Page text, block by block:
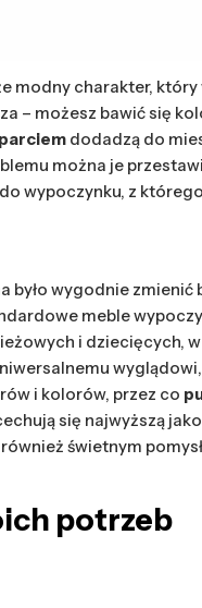
charakter,
– możesz bawić się
dodadzą do
można je
wypoczynku, z
wygodnie zmienić
meble
i dziecięcych,
i kolorów, przez co
się najwyższą
świetnym
potrzeb